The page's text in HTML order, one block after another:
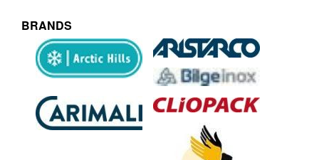
BRANDS